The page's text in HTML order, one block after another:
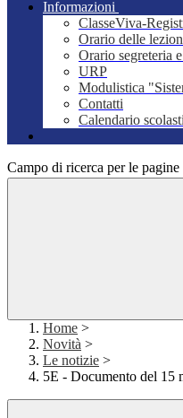
Informazioni
ClasseViva-
Orario delle
Orario segreteria
URP
Modulistica
Contatti
Calendario
Campo di ricerca per le pagine
Home >
Novità >
Le notizie >
5E - Documento del 15